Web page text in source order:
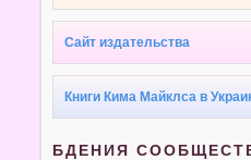
Сайт издательства
Книги Кима Майклса в
БДЕНИЯ